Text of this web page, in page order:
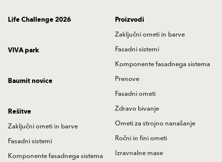
Life Challenge 2026
Proizvodi
Zaključni ometi in barve
Fasadni sistemi
Komponente fasadnega sistema
Prenove
Fasadni ometi
Zdravo bivanje
Ometi za strojno nanašanje
Ročni in fini ometi
Izravnalne mase
VIVA park
Baumit novice
Rešitve
Zaključni ometi in barve
Fasadni sistemi
Komponente fasadnega sistema